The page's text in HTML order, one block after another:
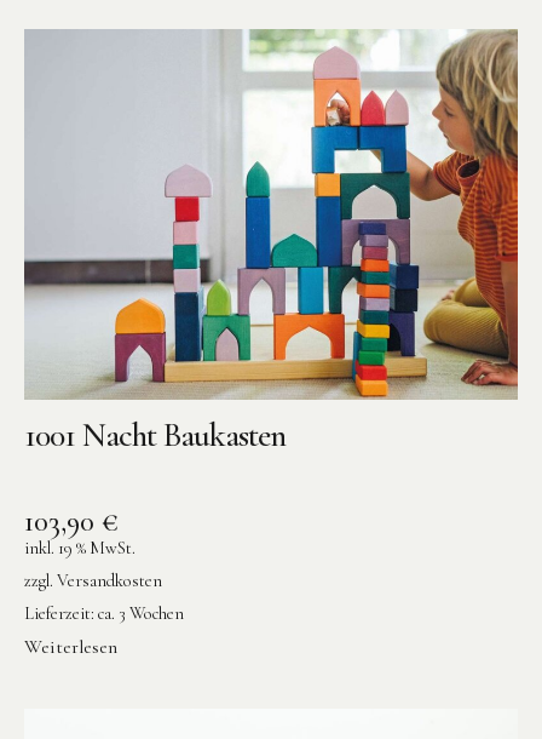
1001 Nacht Baukasten
103,90 €
inkl. 19 % MwSt.
zzgl. Versandkosten
Lieferzeit: ca. 3 Wochen
Weiterlesen